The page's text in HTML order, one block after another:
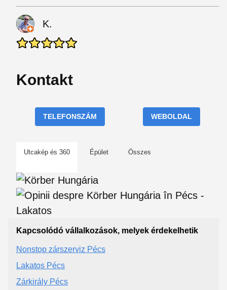
K.
Kontakt
TELEFONSZÁM WEBOLDAL
Utcakép és 360 Épület Összes
Kapcsolódó vállalkozások, melyek érdekelhetik
Nonstop zárszerviz Pécs
Lakatos Pécs
Zárkirály Pécs